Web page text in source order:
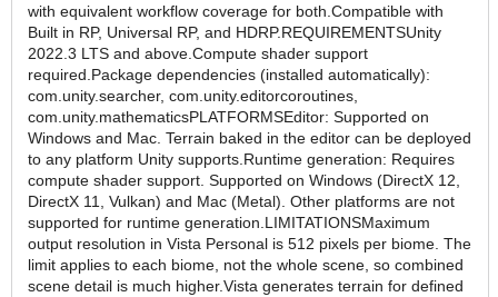
with equivalent workflow coverage for both.Compatible with
Built in RP, Universal RP, and HDRP.REQUIREMENTSUnity
2022.3 LTS and above.Compute shader support
required.Package dependencies (installed automatically):
com.unity.searcher, com.unity.editorcoroutines,
com.unity.mathematicsPLATFORMSEditor: Supported on
Windows and Mac. Terrain baked in the editor can be deployed
to any platform Unity supports.Runtime generation: Requires
compute shader support. Supported on Windows (DirectX 12,
DirectX 11, Vulkan) and Mac (Metal). Other platforms are not
supported for runtime generation.LIMITATIONSMaximum
output resolution in Vista Personal is 512 pixels per biome. The
limit applies to each biome, not the whole scene, so combined
scene detail is much higher.Vista generates terrain for defined